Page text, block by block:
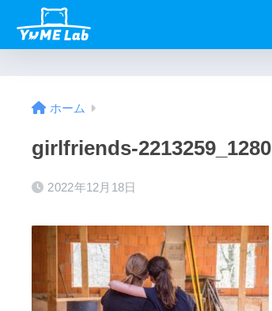
ホーム
girlfriends-2213259_1280
2022年12月18日